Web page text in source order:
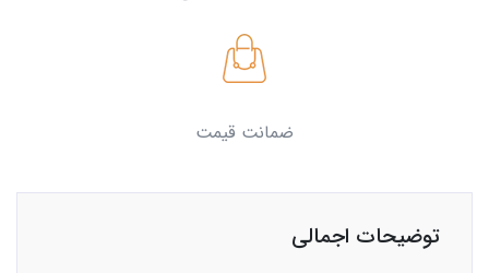
ضمانت قیمت
توضیحات اجمالی